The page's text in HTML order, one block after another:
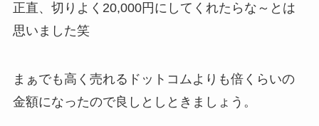
正直、切りよく20,000円にしてくれたらな～とは
思いました笑
まぁでも高く売れるドットコムよりも倍くらいの
金額になったので良しとしときましょう。